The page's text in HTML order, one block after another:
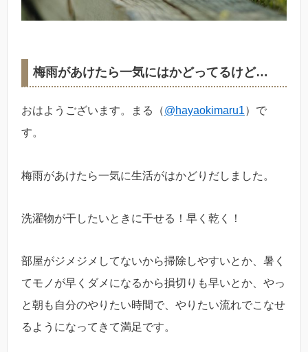
梅雨があけたら一気にはかどってるけど…
おはようございます。まる（@hayaokimaru1）で
す。
梅雨があけたら一気に生活がはかどりだしました。
洗濯物が干したいときに干せる！早く乾く！
部屋がジメジメしてないから掃除しやすいとか、暑く
てモノが早くダメになるから損切りも早いとか、やっ
と朝も自分のやりたい時間で、やりたい流れでこなせ
るようになってきて満足です。